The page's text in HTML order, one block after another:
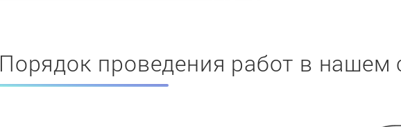
Порядок проведения работ в нашем